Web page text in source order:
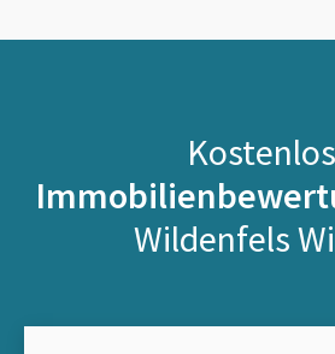
Wildenfels